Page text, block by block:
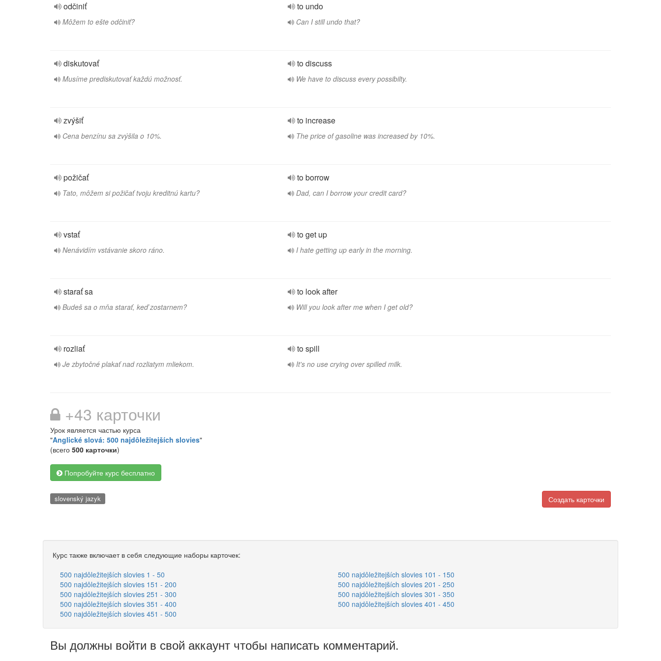
odčiniť
Môžem to ešte odčiniť?
to undo
Can I still undo that?
diskutovať
Musíme prediskutovať každú možnosť.
to discuss
We have to discuss every possibilty.
zvýšiť
Cena benzínu sa zvýšila o 10%.
to increase
The price of gasoline was increased by 10%.
požičať
Tato, môžem si požičať tvoju kreditnú kartu?
to borrow
Dad, can I borrow your credit card?
vstať
Nenávidím vstávanie skoro ráno.
to get up
I hate getting up early in the morning.
starať sa
Budeš sa o mňa starať, keď zostarnem?
to look after
Will you look after me when I get old?
rozliať
Je zbytočné plakať nad rozliatym mliekom.
to spill
It's no use crying over spilled milk.
+43 карточки
Урок является частью курса
"Anglické slová: 500 najdôležitejších slovies"
(всего 500 карточки)
Попробуйте курс бесплатно
Создать карточки
slovenský jazyk
Курс также включает в себя следующие наборы карточек:
500 najdôležitejších slovies 1 - 50
500 najdôležitejších slovies 101 - 150
500 najdôležitejších slovies 151 - 200
500 najdôležitejších slovies 201 - 250
500 najdôležitejších slovies 251 - 300
500 najdôležitejších slovies 301 - 350
500 najdôležitejších slovies 351 - 400
500 najdôležitejších slovies 401 - 450
500 najdôležitejších slovies 451 - 500
Вы должны войти в свой аккаунт чтобы написать комментарий.